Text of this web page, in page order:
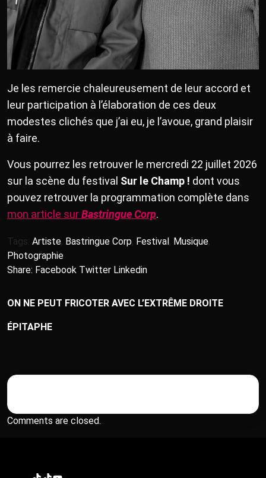
Je les remercie chaleureusement de leur accord et
leur participation à l’élaboration de ces deux
modestes clichés que j’ai eu, je l’avoue, grand plaisir
à faire.
Vous pourrez les retrouver le mercredi 22 juillet 2026
sur la scène du festival Sur le Champ ! dont vous
pouvez retrouver la programmation complète dans
mon article surBastringue Corp.
Tags: Artiste, Bastringue Corp, Festival, Musique,
Photographie
Share: Facebook Twitter Linkedin
ON NE PEUT FRICOTER AVEC L’EXTRÊME DROITE
ÉPITAPHE
Comments are closed.